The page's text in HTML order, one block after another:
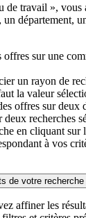
de travail », vous
un département,
offres sur une
un rayon de
la valeur
offres sur deux
recherches
en cliquant sur
à vos
de votre recherche
affiner les